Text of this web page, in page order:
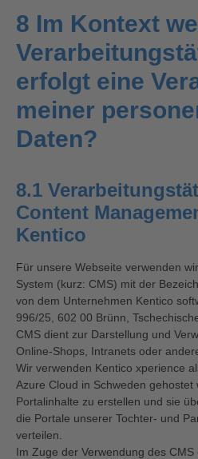
8 Im Kontext
erfolgt eine
meiner
Daten?
8.1
Content
Kentico
Für unsere Webseite verwenden
System (kurz: CMS) mit der
von dem Unternehmen Kentico
996/25, 602 00 Brünn,
CMS dient zur Darstellung und
Online-Shops, Intranets oder
Wir verwenden Kentico xperience
Azure Cloud in Schweden gehostet
Portalinhalte zu erstellen und sie
die Portale unserer Tochter- und
verteilen.
Im Zuge der Verwendung des